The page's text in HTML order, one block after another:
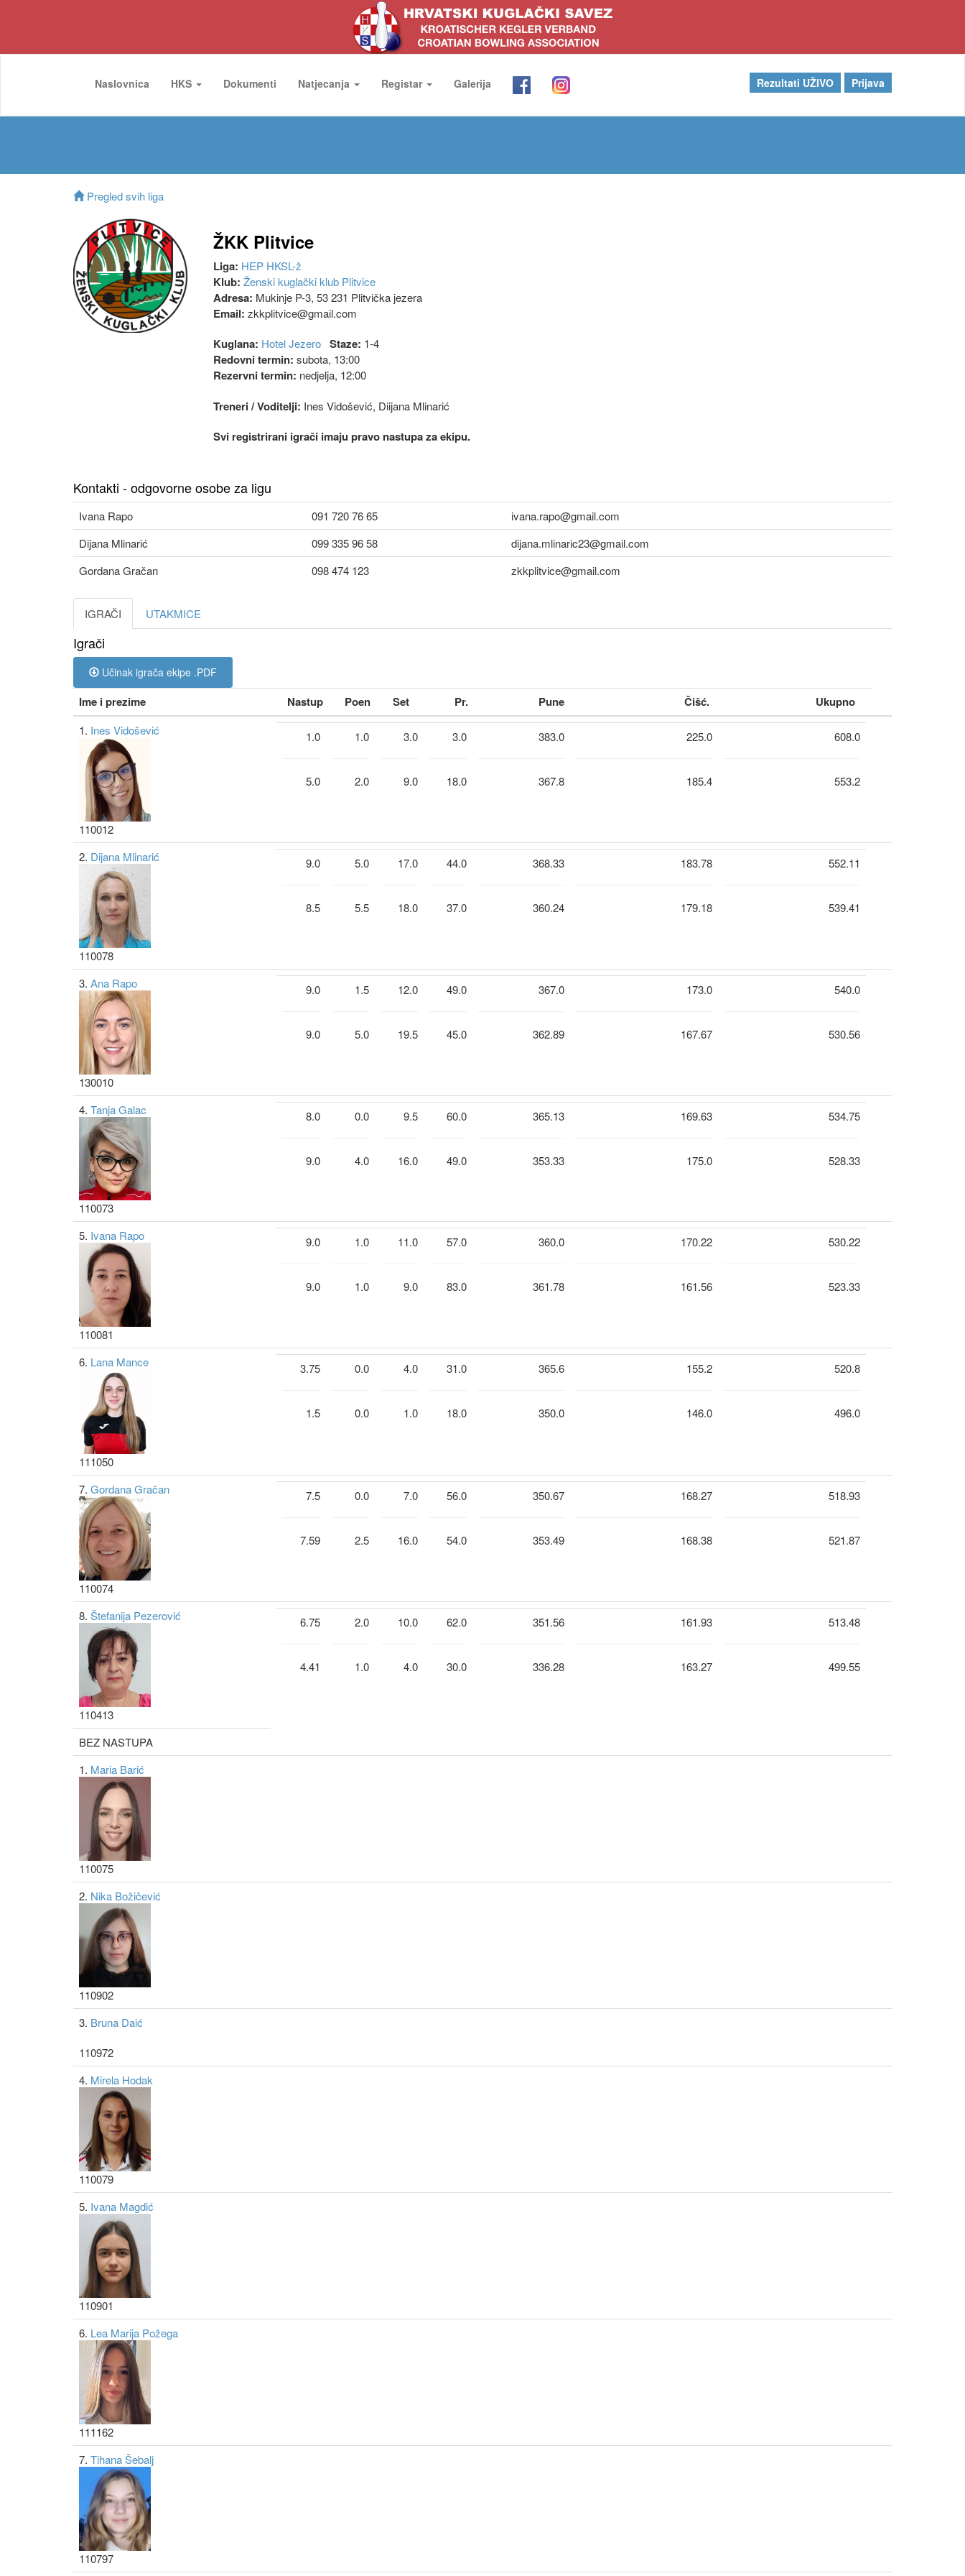
Naslovnica HKS Dokumenti Natjecanja Registar Galerija Rezultati UŽIVO Prijava
Pregled svih liga
ŽKK Plitvice
Liga: HEP HKSL-ž
Klub: Ženski kuglački klub Plitvice
Adresa: Mukinje P-3, 53 231 Plitvička jezera
Email: zkkplitvice@gmail.com
Kuglana: Hotel Jezero Staze: 1-4
Redovni termin: subota, 13:00
Rezervni termin: nedjelja, 12:00
Treneri / Voditelji: Ines Vidošević, Diijana Mlinarić
Svi registrirani igrači imaju pravo nastupa za ekipu.
Kontakti - odgovorne osobe za ligu
Ivana Rapo 091 720 76 65
ivana.rapo@gmail.com
Dijana Mlinarić
099 335 96 58
dijana.mlinaric23@gmail.com
Gordana Gračan
098 474 123 zkkplitvice@gmail.com
IGRAČI UTAKMICE
Igrači
Učinak igrača ekipe .PDF
Ime i prezime Nastup Poen Set Pr. Pune Čišć. Ukupno
1. Ines Vidošević
110012
1.0
5.0
1.0
2.0
3.0
9.0
3.0
18.0
383.0
367.8
225.0
185.4
608.0
553.2
2. Dijana Mlinarić
110078
9.0
8.5
5.0
5.5
17.0
18.0
44.0
37.0
368.33
360.24
183.78
179.18
552.11
539.41
3. Ana Rapo
130010
9.0
9.0
1.5
5.0
12.0
19.5
49.0
45.0
367.0
362.89
173.0
167.67
540.0
530.56
4. Tanja Galac
110073
8.0
9.0
0.0
4.0
9.5
16.0
60.0
49.0
365.13
353.33
169.63
175.0
534.75
528.33
5. Ivana Rapo
110081
9.0
9.0
1.0
1.0
11.0
9.0
57.0
83.0
360.0
361.78
170.22
161.56
530.22
523.33
6. Lana Mance
111050
3.75
1.5
0.0
0.0
4.0
1.0
31.0
18.0
365.6
350.0
155.2
146.0
520.8
496.0
7. Gordana Gračan
110074
7.5
7.59
0.0
2.5
7.0
16.0
56.0
54.0
350.67
353.49
168.27
168.38
518.93
521.87
8. Štefanija Pezerović
110413
6.75
4.41
2.0
1.0
10.0
4.0
62.0
30.0
351.56
336.28
161.93
163.27
513.48
499.55
BEZ NASTUPA
1. Maria Barić
110075
2. Nika Božičević
110902
3. Bruna Daić
110972
4. Mirela Hodak
110079
5. Ivana Magdić
110901
6. Lea Marija Požega
111162
7. Tihana Šebalj
110797